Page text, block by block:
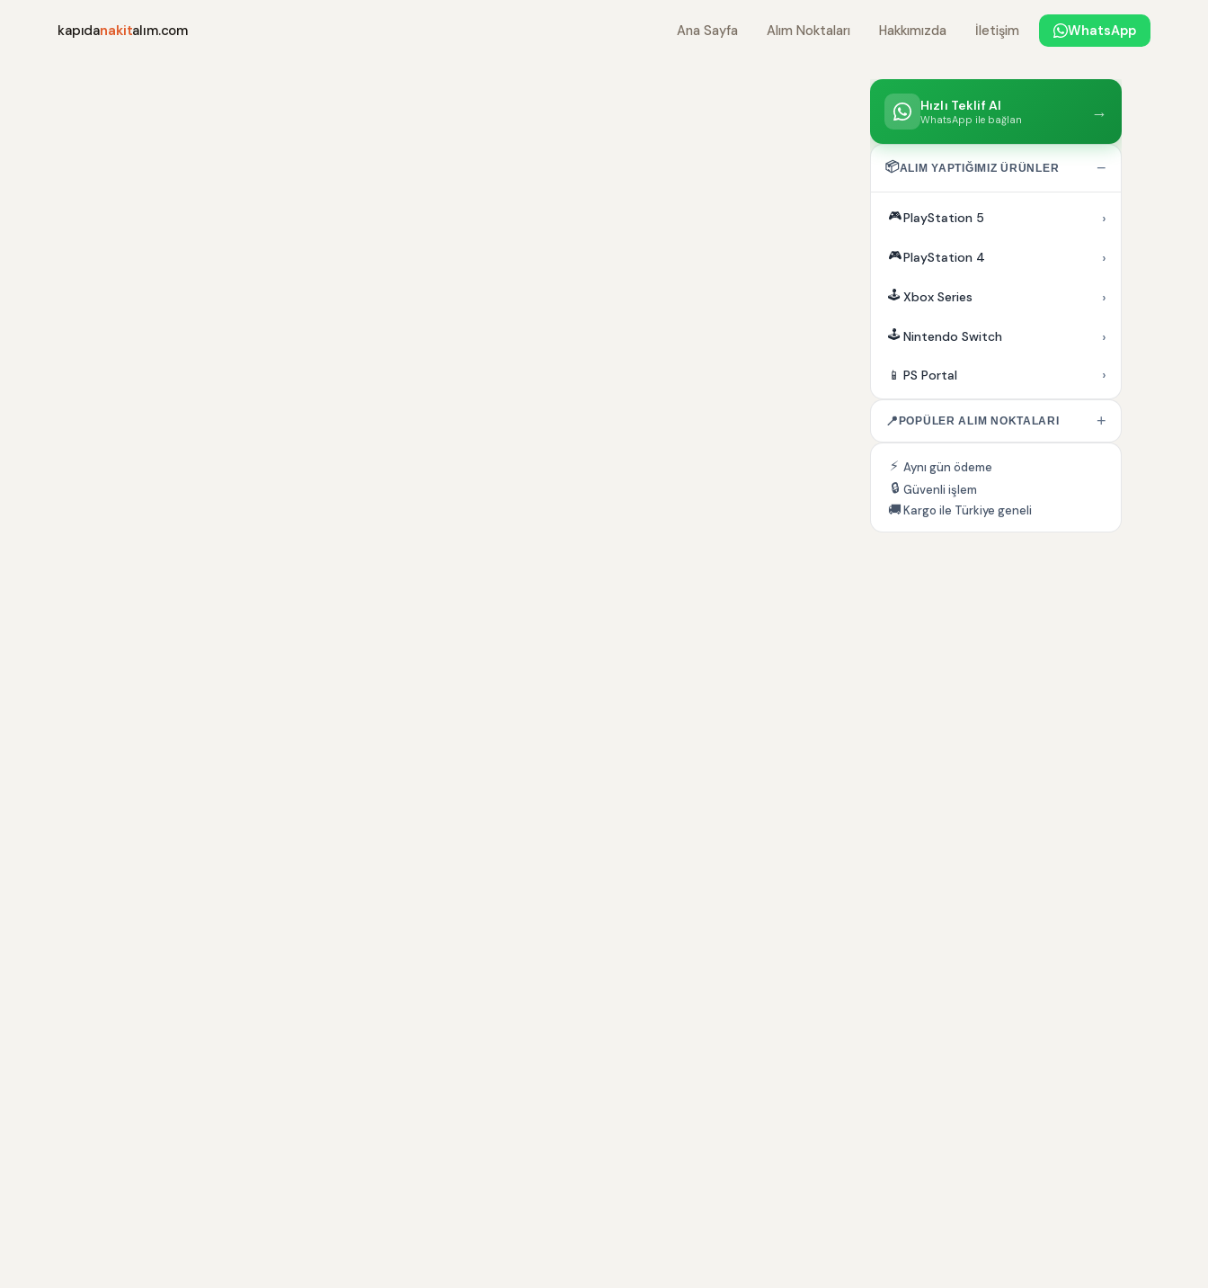
kapıdanakitalım.com Ana Sayfa Alım Noktaları Hakkımızda İletişim WhatsApp
Hızlı Teklif Al
WhatsApp ile bağlan →
📦ALIM YAPTIĞIMIZ ÜRÜNLER −
🎮PlayStation 5 ›
🎮PlayStation 4 ›
🕹️ Xbox Series ›
🕹️ Nintendo Switch ›
📱 PS Portal ›
📍 POPÜLER ALIM NOKTALARI +
⚡ Aynı gün ödeme
🔒 Güvenli işlem
🚚Kargo ile Türkiye geneli